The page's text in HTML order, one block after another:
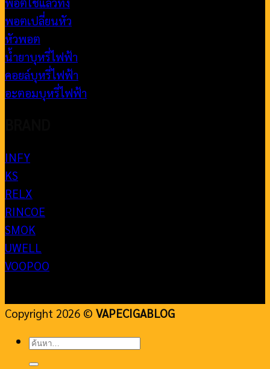
พอตเปลี่ยนหัว
หัวพอต
น้ำยาบุหรี่ไฟฟ้า
คอยล์บุหรี่ไฟฟ้า
อะตอมบุหรี่ไฟฟ้า
INFY
KS
RELX
RINCOE
SMOK
UWELL
VOOPOO
Copyright 2026 © VAPECIGABLOG
ค้นหา: